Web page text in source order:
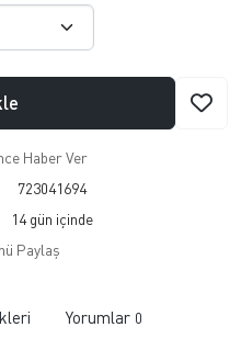
Haber Ver
723041694
Paylaş
Yorumlar 0